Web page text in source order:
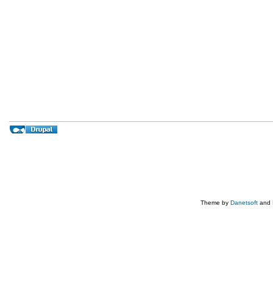
Theme by Danetsoft and